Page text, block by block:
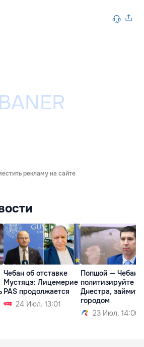
рекламу на сайте
Чебан об отставке
Мустяцэ: Лицемерие
PAS продолжается
24 Июл. 13:01
Попшой —
политизируйте
Днестра,
городом
23 Июл. 14:00